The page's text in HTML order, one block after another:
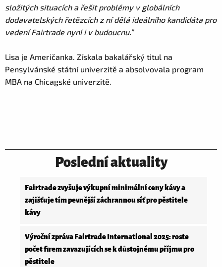
Poslední aktuality
Fairtrade zvyšuje výkupní minimální ceny kávy a
zajišťuje tím pevnější záchrannou síť pro pěstitele
kávy
Výroční zpráva Fairtrade International 2025: roste
počet firem zavazujících se k důstojnému příjmu pro
pěstitele
složitých situacích a řešit problémy v globálních
dodavatelských řetězcích z ní dělá ideálního kandidáta pro
vedení Fairtrade nyní i v budoucnu.”
Lisa je Američanka. Získala bakalářský titul na
Pensylvánské státní univerzitě a absolvovala program
MBA na Chicagské univerzitě.